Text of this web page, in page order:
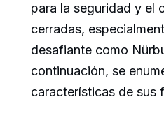
para la seguridad y el
cerradas,
desafiante como
continuación, se
características de sus